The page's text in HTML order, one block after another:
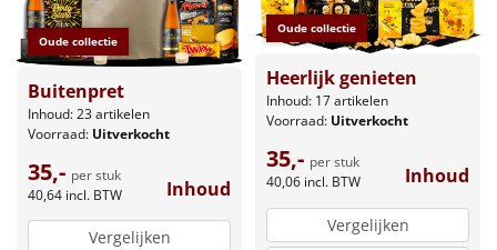
Oude collectie
Buitenpret
Inhoud: 23 artikelen
Voorraad: Uitverkocht
35,- per stuk
40,64 incl. BTW Inhoud
Vergelijken
Oude collectie
Heerlijk genieten
Inhoud: 17 artikelen
Voorraad: Uitverkocht
35,- per stuk
40,06 incl. BTW Inhoud
Vergelijken